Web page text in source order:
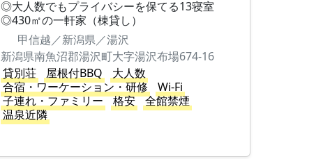
◎大人数でもプライバシーを保てる13寝室
◎430㎡の一軒家（棟貸し）
甲信越／新潟県／湯沢
新潟県南魚沼郡湯沢町大字湯沢布場674-16
貸別荘
屋根付BBQ
大人数
合宿・ワーケーション・研修
Wi-Fi
子連れ・ファミリー
格安
全館禁煙
温泉近隣